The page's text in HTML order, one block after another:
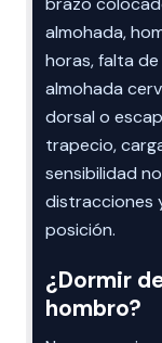
almohada,
horas, falta
almohada
dorsal o
trapecio,
sensibilidad
distracciones
posición.
¿Dormir
hombro?